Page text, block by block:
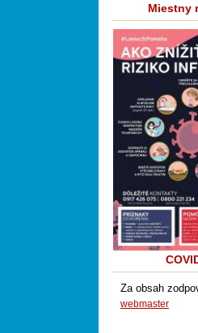
Miestny
Za obsah
webmaster